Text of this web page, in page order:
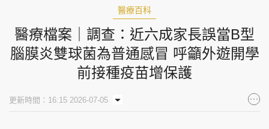
玄學靈異 東周專欄
醫療百科
醫療檔案｜調查：近六成家長誤當B型
腦膜炎雙球菌為普通感冒 呼籲外遊開學
前接種疫苗增保護
更新時間：16:15 2026-07-05